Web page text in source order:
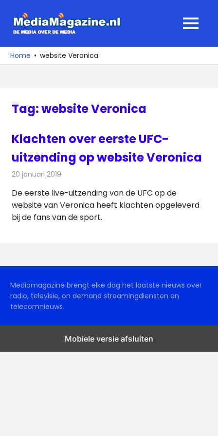
naar
media
over
MENU
Home website Veronica
Tag:website Veronica
Klachten over eerste UFC-
uitzending op website Veronica
20 januari 2019
De eerste live-uitzending van de UFC op de
website van Veronica heeft klachten opgeleverd
bij de fans van de sport.
Mediamagazine brengt elke dag het laatste nieuws over
radio, televisie, on demand streamingdiensten en
telecomnieuws.
Mobiele versie afsluiten